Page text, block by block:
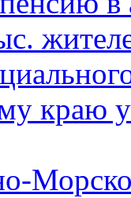
краю